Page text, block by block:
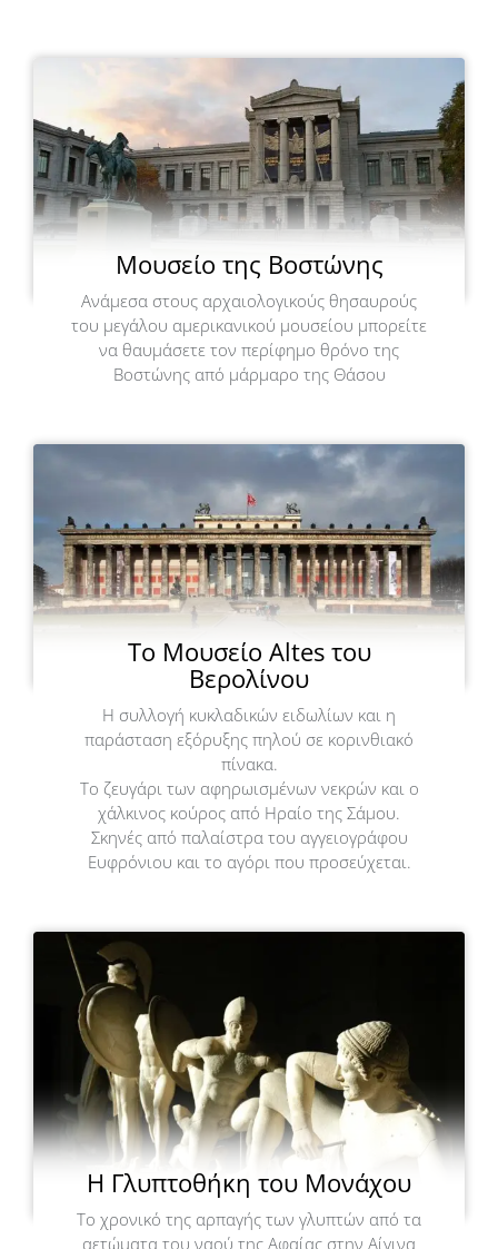
Μουσείο της Βοστώνης
Ανάμεσα στους αρχαιολογικούς θησαυρούς
του μεγάλου αμερικανικού μουσείου μπορείτε
να θαυμάσετε τον περίφημο θρόνο της
Βοστώνης από μάρμαρο της Θάσου
Το Μουσείο Altes του
Βερολίνου
Η συλλογή κυκλαδικών ειδωλίων και η
παράσταση εξόρυξης πηλού σε κορινθιακό
πίνακα.
Το ζευγάρι των αφηρωισμένων νεκρών και ο
χάλκινος κούρος από Ηραίο της Σάμου.
Σκηνές από παλαίστρα του αγγειογράφου
Ευφρόνιου και το αγόρι που προσεύχεται.
Η Γλυπτοθήκη του Μονάχου
Το χρονικό της αρπαγής των γλυπτών από τα
αετώματα του ναού της Αφαίας στην Αίγινα